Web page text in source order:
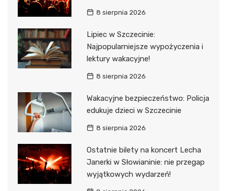
8 sierpnia 2026
Lipiec w Szczecinie:
Najpopularniejsze wypożyczenia i
lektury wakacyjne!
8 sierpnia 2026
Wakacyjne bezpieczeństwo: Policja
edukuje dzieci w Szczecinie
8 sierpnia 2026
Ostatnie bilety na koncert Lecha
Janerki w Słowianinie: nie przegap
wyjątkowych wydarzeń!